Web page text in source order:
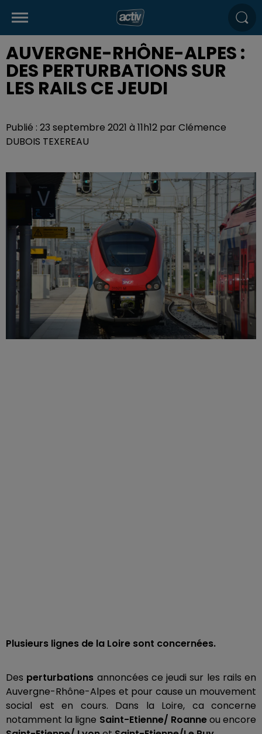
AUVERGNE-RHÔNE-ALPES :
DES PERTURBATIONS SUR
LES RAILS CE JEUDI
Publié : 23 septembre 2021 à 11h12 par Clémence
DUBOIS TEXEREAU
Plusieurs lignes de la Loire sont concernées.
Des perturbations annoncées ce jeudi sur les rails en
Auvergne-Rhône-Alpes et pour cause un mouvement
social est en cours. Dans la Loire, ca concerne
notamment la ligne Saint-Etienne/ Roanneou encore